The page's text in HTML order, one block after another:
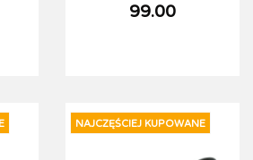
99.00
NAJCZĘŚCIEJ KUPOWANE